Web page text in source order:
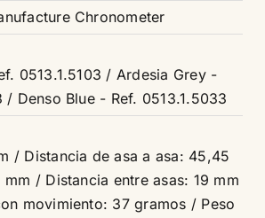
Chronometer
0513.1.5103 / Ardesia Grey -
/ Denso Blue - Ref. 0513.1.5033
/ Distancia de asa a asa: 45,45
/ Distancia entre asas: 19 mm
movimiento: 37 gramos / Peso